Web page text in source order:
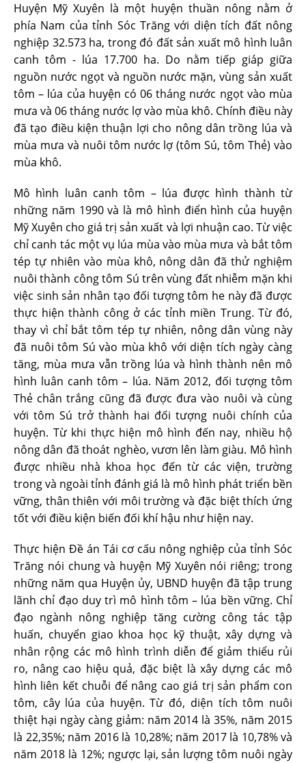
Huyện Mỹ Xuyên là một huyện thuần nông nằm ở
phía Nam của tỉnh Sóc Trăng với diện tích đất nông
nghiệp 32.573 ha, trong đó đất sản xuất mô hình luân
canh tôm - lúa 17.700 ha. Do nằm tiếp giáp giữa
nguồn nước ngọt và nguồn nước mặn, vùng sản xuất
tôm – lúa của huyện có 06 tháng nước ngọt vào mùa
mưa và 06 tháng nước lợ vào mùa khô. Chính điều này
đã tạo điều kiện thuận lợi cho nông dân trồng lúa và
mùa mưa và nuôi tôm nước lợ (tôm Sú, tôm Thẻ) vào
mùa khô.
Mô hình luân canh tôm – lúa được hình thành từ
những năm 1990 và là mô hình điển hình của huyện
Mỹ Xuyên cho giá trị sản xuất và lợi nhuận cao. Từ việc
chỉ canh tác một vụ lúa mùa vào mùa mưa và bắt tôm
tép tự nhiên vào mùa khô, nông dân đã thử nghiệm
nuôi thành công tôm Sú trên vùng đất nhiễm mặn khi
việc sinh sản nhân tạo đối tượng tôm he này đã được
thực hiện thành công ở các tỉnh miền Trung. Từ đó,
thay vì chỉ bắt tôm tép tự nhiên, nông dân vùng này
đã nuôi tôm Sú vào mùa khô với diện tích ngày càng
tăng, mùa mưa vẫn trồng lúa và hình thành nên mô
hình luân canh tôm – lúa. Năm 2012, đối tượng tôm
Thẻ chân trắng cũng đã được đưa vào nuôi và cùng
với tôm Sú trở thành hai đối tượng nuôi chính của
huyện. Từ khi thực hiện mô hình đến nay, nhiều hộ
nông dân đã thoát nghèo, vươn lên làm giàu. Mô hình
được nhiều nhà khoa học đến từ các viện, trường
trong và ngoài tỉnh đánh giá là mô hình phát triển bền
vững, thân thiên với môi trường và đặc biệt thích ứng
tốt với điều kiện biến đối khí hậu như hiện nay.
Thực hiện Đề án Tái cơ cấu nông nghiệp của tỉnh Sóc
Trăng nói chung và huyện Mỹ Xuyên nói riêng; trong
những năm qua Huyện ủy, UBND huyện đã tập trung
lãnh chỉ đạo duy trì mô hình tôm – lúa bền vững. Chỉ
đạo ngành nông nghiệp tăng cường công tác tập
huấn, chuyển giao khoa học kỹ thuật, xây dựng và
nhân rộng các mô hình trình diễn để giảm thiểu rủi
ro, nâng cao hiệu quả, đặc biệt là xây dựng các mô
hình liên kết chuỗi để nâng cao giá trị sản phẩm con
tôm, cây lúa của huyện. Từ đó, diện tích tôm nuôi
thiệt hại ngày càng giảm: năm 2014 là 35%, năm 2015
là 22,35%; năm 2016 là 10,28%; năm 2017 là 10,78% và
năm 2018 là 12%; ngược lại, sản lượng tôm nuôi ngày